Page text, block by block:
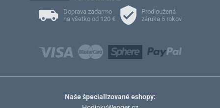
Doprava zadarmo
na všetko od 120 €
Prodloužená
záruka 5 rokov
Naše špecializované eshopy: